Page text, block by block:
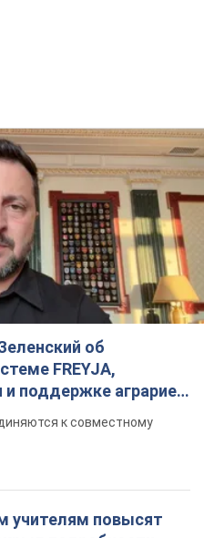
об
FREYJA,
и поддержке аграриев.
к совместному
учителям повысят
подробности
педагогам
Украине ракет